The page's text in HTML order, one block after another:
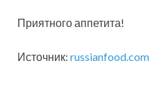
Приятного аппетита!
Источник: russianfood.com